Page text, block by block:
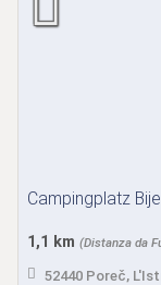
Campingplatz
1,1 km (Distanza da
52440 Poreč,